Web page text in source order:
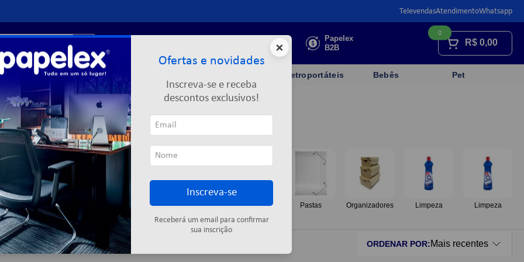
TelevendasAtendimentoWhatsapp
Faça sua
cotação
Papelex
B2B
R$ 0,00
0
Limpeza Informática Eletroportáteis Bebês Pet
Fitas adesivas Descartáveis Colas Elásticos Pastas Organizadores Limpeza Limpeza
1produto ORDENAR POR Mais recentes
×
Ofertas e novidades
Inscreva-se e receba
descontos exclusivos!
Inscreva-se
Receberá um email para confirmar
sua inscrição